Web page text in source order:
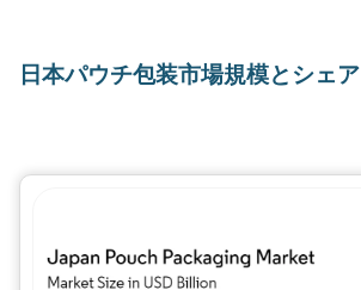
日本パウチ包装市場規模とシェア